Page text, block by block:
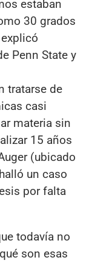
estaban
30 grados
Penn State y
tratarse de
casi
materia sin
15 años
(ubicado
un caso
por falta
todavía no
son esas